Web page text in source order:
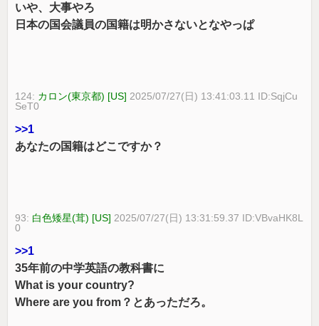
いや、大事やろ
日本の国会議員の国籍は明かさないとなやっぱ
124: カロン(東京都) [US] 2025/07/27(日) 13:41:03.11 ID:SqjCu
SeT0
>>1
あなたの国籍はどこですか？
93: 白色矮星(茸) [US] 2025/07/27(日) 13:31:59.37 ID:VBvaHK8L
0
>>1
35年前の中学英語の教科書に
What is your country?
Where are you from？とあっただろ。